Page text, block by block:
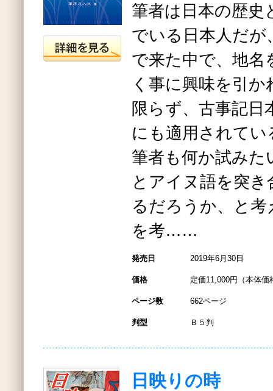
筆者は日本の歴史
でいる日本人だが
で来た中で、地名
く事に興味を引
限らず、古事記日
にも適用されて
筆者も何か試みた
とアイヌ語を突
るだろうか、と
を考……
発売日 2019年6月30日
価格 定価11,000円（本体価
ページ数 662ページ
判型 Ｂ５判
日映りの時